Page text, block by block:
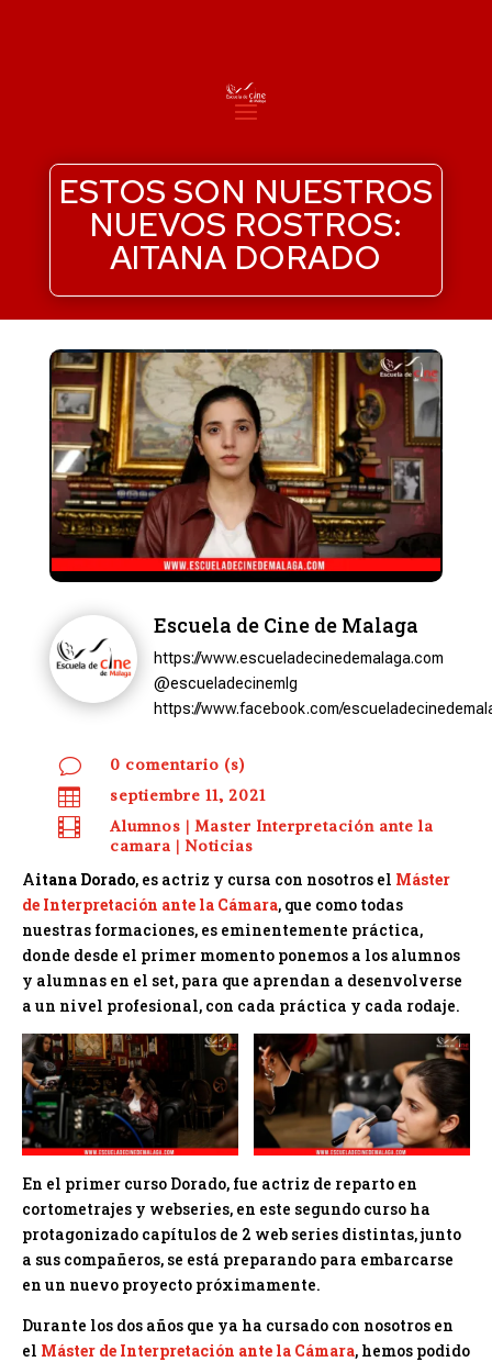
ESTOS SON NUESTROS
NUEVOS ROSTROS:
AITANA DORADO
Escuela de Cine de Malaga
https://www.escueladecinedemalaga.com
@escueladecinemlg
https://www.facebook.com/
v 0 comentario (s)
 septiembre 11, 2021
 Alumnos | Master Interpretación ante la
camara | Noticias
Aitana Dorado, es actriz y cursa con nosotros el Máster
de Interpretación ante la Cámara, que como todas
nuestras formaciones, es eminentemente práctica,
donde desde el primer momento ponemos a los alumnos
y alumnas en el set, para que aprendan a desenvolverse
a un nivel profesional, con cada práctica y cada rodaje.
En el primer curso Dorado, fue actriz de reparto en
cortometrajes y webseries, en este segundo curso ha
protagonizado capítulos de 2 web series distintas, junto
a sus compañeros, se está preparando para embarcarse
en un nuevo proyecto próximamente.
Durante los dos años que ya ha cursado con nosotros en
el Máster de Interpretación ante la Cámara, hemos podido